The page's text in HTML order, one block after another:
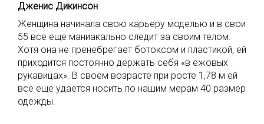
Дженис Дикинсон
Женщина начинала свою карьеру моделью и в свои
55 все еще маниакально следит за своим телом.
Хотя она не пренебрегает ботоксом и пластикой, ей
приходится постоянно держать себя «в ежовых
рукавицах». В своем возрасте при росте 1,78 м ей
все еще удается носить по нашим мерам 40 размер
одежды.